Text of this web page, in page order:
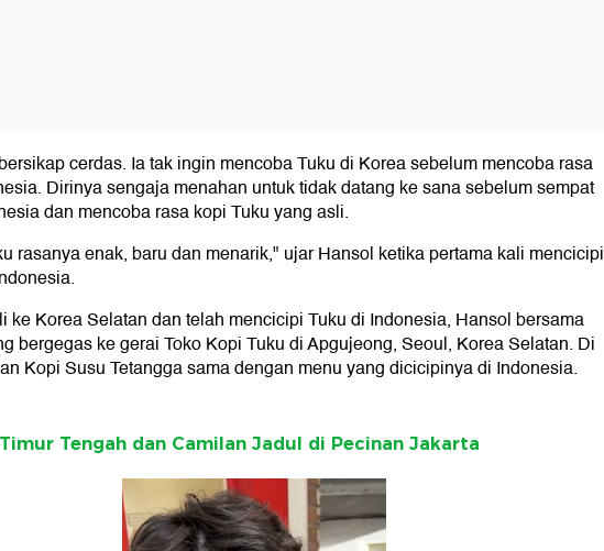
cerdas. Ia tak ingin mencoba Tuku di Korea sebelum mencoba rasa
Dirinya sengaja menahan untuk tidak datang ke sana sebelum sempat
dan mencoba rasa kopi Tuku yang asli.
rasanya enak, baru dan menarik," ujar Hansol ketika pertama kali mencicipi
ke Korea Selatan dan telah mencicipi Tuku di Indonesia, Hansol bersama
bergegas ke gerai Toko Kopi Tuku di Apgujeong, Seoul, Korea Selatan. Di
Kopi Susu Tetangga sama dengan menu yang dicicipinya di Indonesia.
Tengah dan Camilan Jadul di Pecinan Jakarta